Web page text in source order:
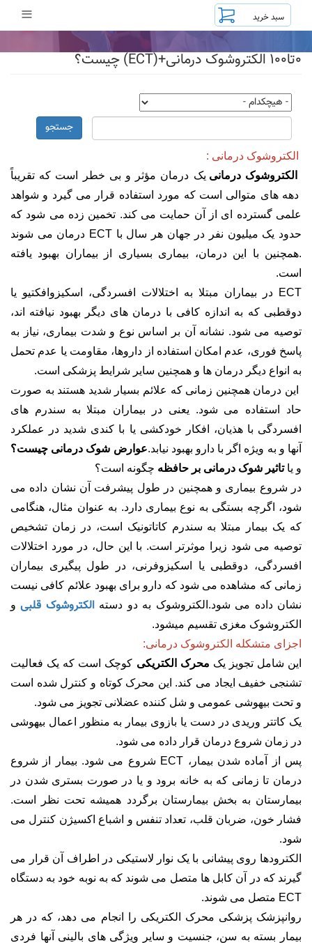
محتوای
≡
۰تا۱۰۰ الکتروشوک درمانی+(ECT) چیست؟
جستجو
الکتروشوک درمانی :
الکتروشوک درمانی یک درمان مؤثر و بی خطر است که تقریباً
دهه های متوالی است که مورد استفاده قرار می گیرد و شواهد
علمی گسترده ای از آن حمایت می کند. تخمین زده می شود که
حدود یک میلیون نفر در جهان هر سال با ECT درمان می شوند
.همچنین با این درمان، بیماری بسیاری از بیماران بهبود یافته
است.
ECT در بیماران مبتلا به اختلالات افسردگی، اسکیزوافکتیو یا
دوقطبی که به اندازه کافی با درمان های دیگر بهبود نیافته اند،
توصیه می شود. نشانه آن بر اساس نوع و شدت بیماری، نیاز به
پاسخ فوری، عدم امکان استفاده از داروها، مقاومت یا عدم تحمل
به انواع دیگر درمان ها و همچنین سایر شرایط پزشکی است.
این درمان همچنین زمانی که علائم بسیار شدید هستند به صورت
حاد استفاده می شود. یعنی در بیماران مبتلا به سندرم های
افسردگی با هذیان، افکار خودکشی یا با کندی شدید در عملکرد
آنها و به ویژه اگر با دارو بهبود نیابد.عوارض شوک درمانی چیست؟
و یاتاثیر شوک درمانی بر حافظه چگونه است؟
در شروع بیماری و همچنین در طول پیشرفت آن نشان داده می
شود، اگرچه بستگی به نوع بیماری دارد. به عنوان مثال، هنگامی
که یک بیمار مبتلا به سندرم کاتاتونیک است، در زمان تشخیص
توصیه می شود زیرا موثرتر است. با این حال، در مورد اختلالات
افسردگی، دوقطبی یا اسکیزوفرنی، در طول پیگیری بیماران
زمانی که مشاهده می شود که دارو برای بهبود علائم کافی نیست
نشان داده می شود.الکتروشوک به دو دسته الکتروشوک قلبیو
الکتروشوک مغزی تقسیم میشود.
اجزای متشکله الکتروشوک درمانی:
این شامل تجویز یک محرک الکتریکی کوچک است که یک فعالیت
تشنجی خفیف ایجاد می کند. این محرک کوتاه و کنترل شده است
و تحت بیهوشی عمومی و شل کننده عضلانی تجویز می شود.
یک کاتتر وریدی در دست یا بازوی بیمار به منظور اعمال بیهوشی
در زمان شروع درمان قرار داده می شود.
پس از آماده شدن بیمار، ECT شروع می شود. بیمار از شروع
درمان تا زمانی که به خانه برود و یا در صورت بستری شدن در
بیمارستان به بخش بیمارستان برگردد همیشه تحت نظر است.
فشار خون، ضربان قلب، تعداد تنفس و اشباع اکسیژن کنترل می
شود.
الکترودها روی پیشانی با یک نوار لاستیکی در اطراف آن قرار می
گیرند که در آن کابل ها متصل می شوند که به نوبه خود به دستگاه
ECT متصل می شوند.
روانپزشک پزشکی محرک الکتریکی را انجام می دهد، که در هر
بیمار بسته به سن، جنسیت و سایر ویژگی های بالینی آنها فردی